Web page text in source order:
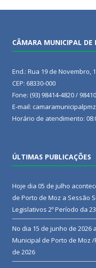
CÂMARA MUNICIPAL DE
End.: Rua 19 de Novembro,
CEP: 68330-000
Fone: (93) 98414-4820 /
E-mail:
Horário de atendimento:
ÚLTIMAS PUBLICAÇÕES
Hoje dia 05 de julho
de Porto de Moz a Sessão
Legislativos 2º Período da
No dia 15 de junho de 2026
Municipal de Porto de Moz
de 2026